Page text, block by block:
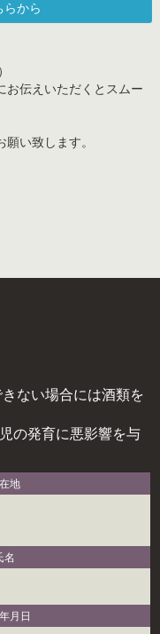
から
お伝えいただくとスムー
い致します。
ない場合には酒類を
の発育に悪影響を与
地
名
月日